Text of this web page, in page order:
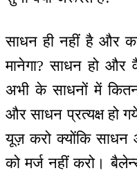
साधन ही नहीं है और
मानेगा? साधन हो
अभी के साधनों में
और साधन प्रत्यक्ष हो
यूज़ करो क्योंकि साधन
को मर्ज नहीं करो।